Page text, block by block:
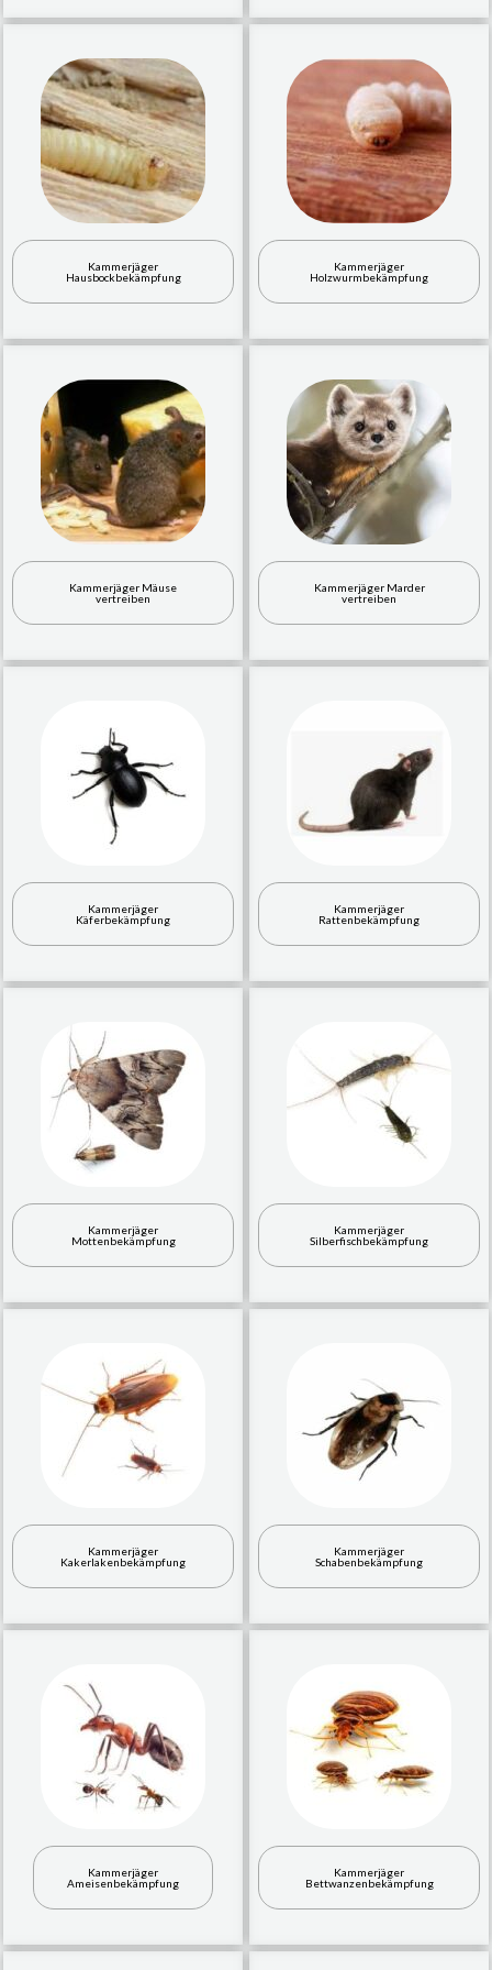
Kammerjäger
Hausbockbekämpfung
Kammerjäger
Holzwurmbekämpfung
Kammerjäger Mäuse
vertreiben
Kammerjäger Marder
vertreiben
Kammerjäger
Käferbekämpfung
Kammerjäger
Rattenbekämpfung
Kammerjäger
Mottenbekämpfung
Kammerjäger
Silberfischbekämpfung
Kammerjäger
Kakerlakenbekämpfung
Kammerjäger
Schabenbekämpfung
Kammerjäger
Ameisenbekämpfung
Kammerjäger
Bettwanzenbekämpfung